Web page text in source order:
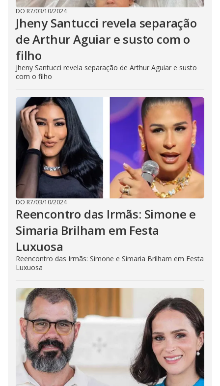
DO R7/03/10/2024
Jheny Santucci revela separação
de Arthur Aguiar e susto com o
filho
Jheny Santucci revela separação de Arthur Aguiar e susto
com o filho
DO R7/03/10/2024
Reencontro das Irmãs: Simone e
Simaria Brilham em Festa
Luxuosa
Reencontro das Irmãs: Simone e Simaria Brilham em Festa
Luxuosa